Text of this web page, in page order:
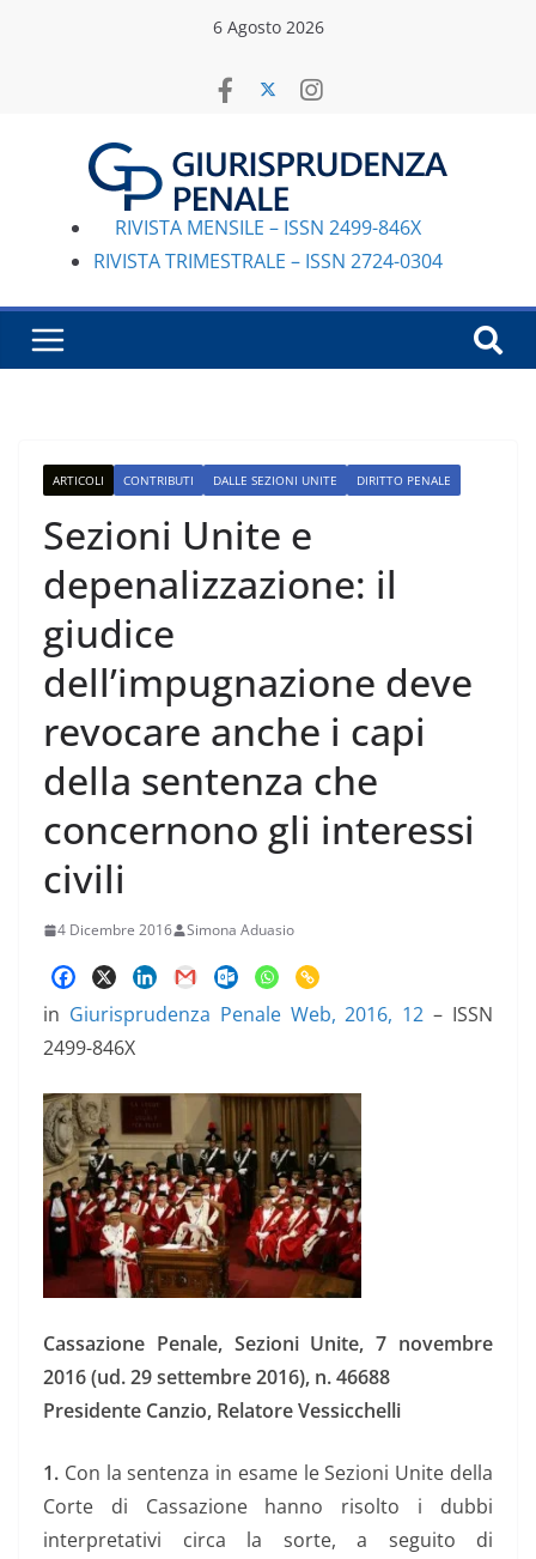
6 Agosto 2026
RIVISTA MENSILE – ISSN 2499-846X
RIVISTA TRIMESTRALE – ISSN 2724-0304
ARTICOLI CONTRIBUTI DALLE SEZIONI UNITE DIRITTO PENALE
Sezioni Unite e
depenalizzazione: il
giudice
dell’impugnazione deve
revocare anche i capi
della sentenza che
concernono gli interessi
civili
4 Dicembre 2016 Simona Aduasio
in Giurisprudenza Penale Web, 2016, 12 – ISSN
2499-846X
Cassazione Penale, Sezioni Unite, 7 novembre
2016 (ud. 29 settembre 2016), n. 46688
Presidente Canzio, Relatore Vessicchelli
1. Con la sentenza in esame le Sezioni Unite della
Corte di Cassazione hanno risolto i dubbi
interpretativi circa la sorte, a seguito di